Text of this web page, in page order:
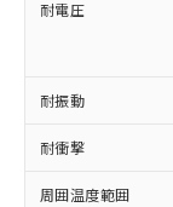
耐電圧
耐振動
耐衝撃
周囲温度範囲
記
準
むを得
鉛(Pb)
六価クロ
類(PBB)
ルベンジル
「－」
*中国
Pb(鉛)
Cr(Ⅵ)(六
ニル類) :
ル類) :
（